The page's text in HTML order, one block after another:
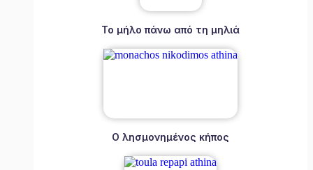
Το μήλο πάνω από τη μηλιά
Ο λησμονημένος κήπος